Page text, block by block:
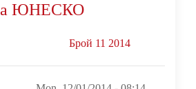
на ЮНЕСКО
Брой 11 2014